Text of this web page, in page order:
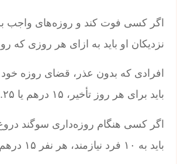
اگر کسی فوت کند و روزه‌های واجب
نزدیکان او باید به ازای هر روزی که روزه نگرفته، ۱۵ درهم یا معادل ۳.۲۵
افرادی که بدون عذر، قضای روزه خود
باید برای هر روز تأخیر، ۱۵ درهم یا ۳.۲۵ کیلوگرم گندم به نیازمندان بدهند.
اگر کسی هنگام روزه‌داری سوگند
باید به ۱۰ فرد نیازمند، هر نفر ۱۵ درهم (در مجموع ۱۵۰ درهم) بپردازد یا معادل ۳.۲۵ کیلوگرم گندم به هر نفر بدهد.